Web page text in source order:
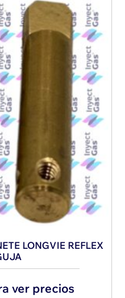
LONGVIE REFLEX
ver precios